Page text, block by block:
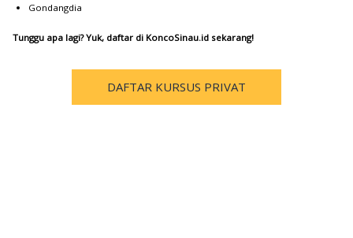
Gondangdia
Tunggu apa lagi? Yuk, daftar di KoncoSinau.id sekarang!
DAFTAR KURSUS PRIVAT